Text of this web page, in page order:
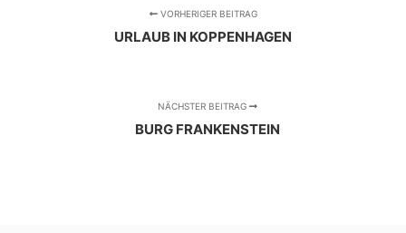
VORHERIGER BEITRAG
URLAUB IN KOPPENHAGEN
NÄCHSTER BEITRAG
BURG FRANKENSTEIN